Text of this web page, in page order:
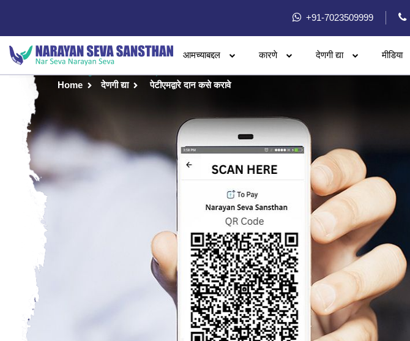
+91-7023509999
आमच्याबद्दल कारणे देणगी द्या मीडिया
Home देणगी द्या पेटीएमद्वारे दान कसे करावे